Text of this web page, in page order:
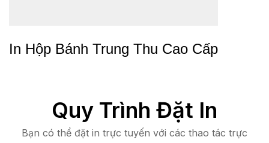
In Hộp Bánh Trung Thu Cao Cấp
Quy Trình Đặt In
Bạn có thể đặt in trực tuyến với các thao tác trực